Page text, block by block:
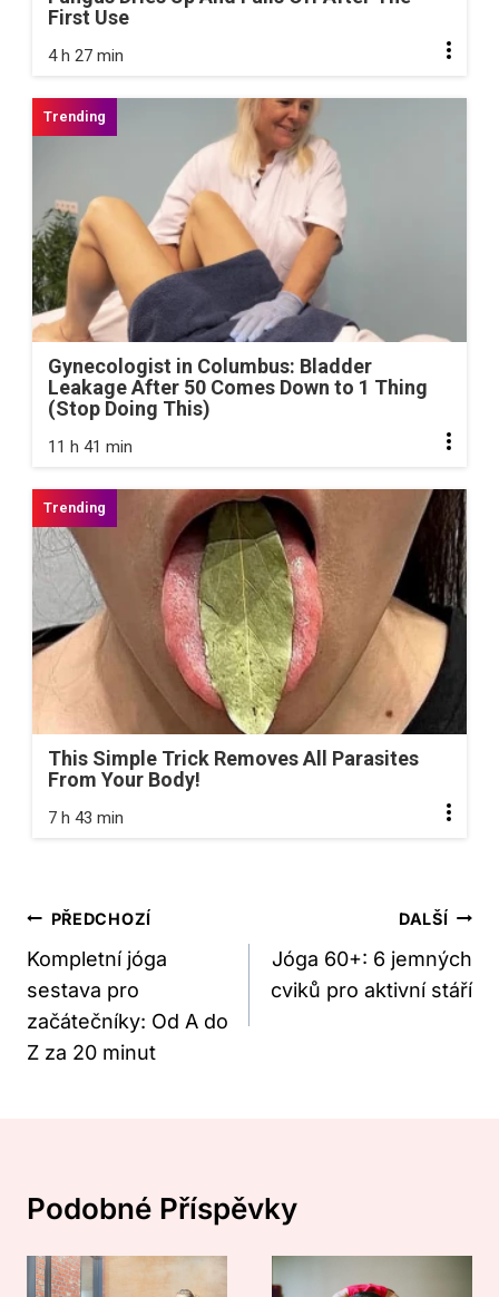
First Use
4 h 27 min
Gynecologist in Columbus: Bladder
Leakage After 50 Comes Down to 1 Thing
(Stop Doing This)
11 h 41 min
This Simple Trick Removes All Parasites
From Your Body!
7 h 43 min
Navigace
Pro
Příspěvek
PŘEDCHOZÍ
Kompletní jóga
sestava pro
začátečníky: Od A do
Z za 20 minut
DALŠÍ
Jóga 60+: 6 jemných
cviků pro aktivní stáří
Podobné Příspěvky